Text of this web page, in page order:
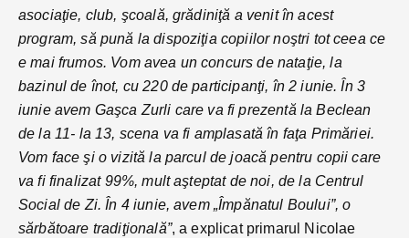
asociaţie, club, şcoală, grădiniţă a venit în acest
program, să pună la dispoziţia copiilor noştri tot ceea ce
e mai frumos. Vom avea un concurs de nataţie, la
bazinul de înot, cu 220 de participanţi, în 2 iunie. În 3
iunie avem Gaşca Zurli care va fi prezentă la Beclean
de la 11- la 13, scena va fi amplasată în faţa Primăriei.
Vom face şi o vizită la parcul de joacă pentru copii care
va fi finalizat 99%, mult aşteptat de noi, de la Centrul
Social de Zi. În 4 iunie, avem „Împănatul Boului”, o
sărbătoare tradiţională”, a explicat primarul Nicolae